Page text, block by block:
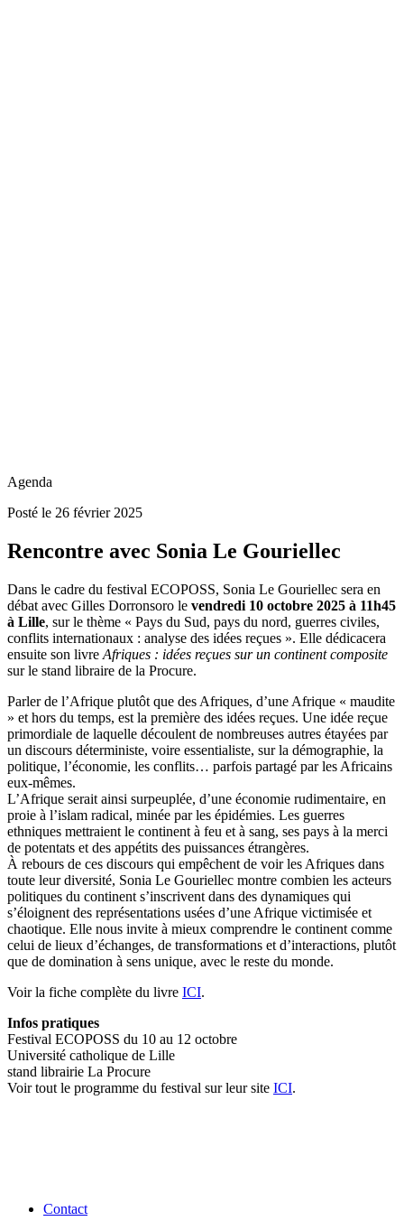
Agenda
Posté le 26 février 2025
Rencontre avec Sonia Le Gouriellec
Dans le cadre du festival ECOPOSS, Sonia Le Gouriellec sera en
débat avec Gilles Dorronsoro le vendredi 10 octobre 2025 à 11h45
à Lille, sur le thème « Pays du Sud, pays du nord, guerres civiles,
conflits internationaux : analyse des idées reçues ». Elle dédicacera
ensuite son livre Afriques : idées reçues sur un continent composite
sur le stand libraire de la Procure.
Parler de l’Afrique plutôt que des Afriques, d’une Afrique « maudite
» et hors du temps, est la première des idées reçues. Une idée reçue
primordiale de laquelle découlent de nombreuses autres étayées par
un discours déterministe, voire essentialiste, sur la démographie, la
politique, l’économie, les conflits… parfois partagé par les Africains
eux-mêmes.
L’Afrique serait ainsi surpeuplée, d’une économie rudimentaire, en
proie à l’islam radical, minée par les épidémies. Les guerres
ethniques mettraient le continent à feu et à sang, ses pays à la merci
de potentats et des appétits des puissances étrangères.
À rebours de ces discours qui empêchent de voir les Afriques dans
toute leur diversité, Sonia Le Gouriellec montre combien les acteurs
politiques du continent s’inscrivent dans des dynamiques qui
s’éloignent des représentations usées d’une Afrique victimisée et
chaotique. Elle nous invite à mieux comprendre le continent comme
celui de lieux d’échanges, de transformations et d’interactions, plutôt
que de domination à sens unique, avec le reste du monde.
Voir la fiche complète du livre ICI.
Infos pratiques
Festival ECOPOSS du 10 au 12 octobre
Université catholique de Lille
stand librairie La Procure
Voir tout le programme du festival sur leur site ICI.
Contact